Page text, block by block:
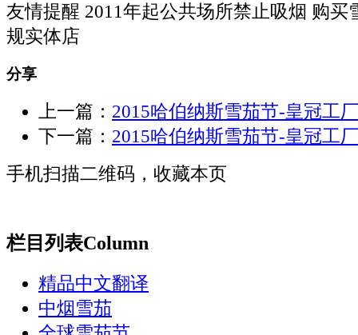
友情提醒 2011年起公共场所禁止吸烟 购买
规实体店
分享
上一篇： 2015哈伯纳斯雪茄节-皇冠工
下一篇： 2015哈伯纳斯雪茄节-皇冠工
手机扫描二维码，收藏本页
栏目列表Column
精品中文翻译
中烟雪茄